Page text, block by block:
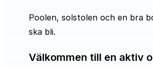
Poolen, solstolen och en bra
ska bli.
Välkommen till en aktiv